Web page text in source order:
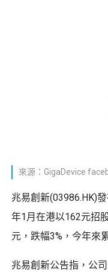
來源：GigaDevice
兆易創新(03986.HK)
年1月在港以162元招
元，跌幅3%，今年來
兆易創新公告指，公